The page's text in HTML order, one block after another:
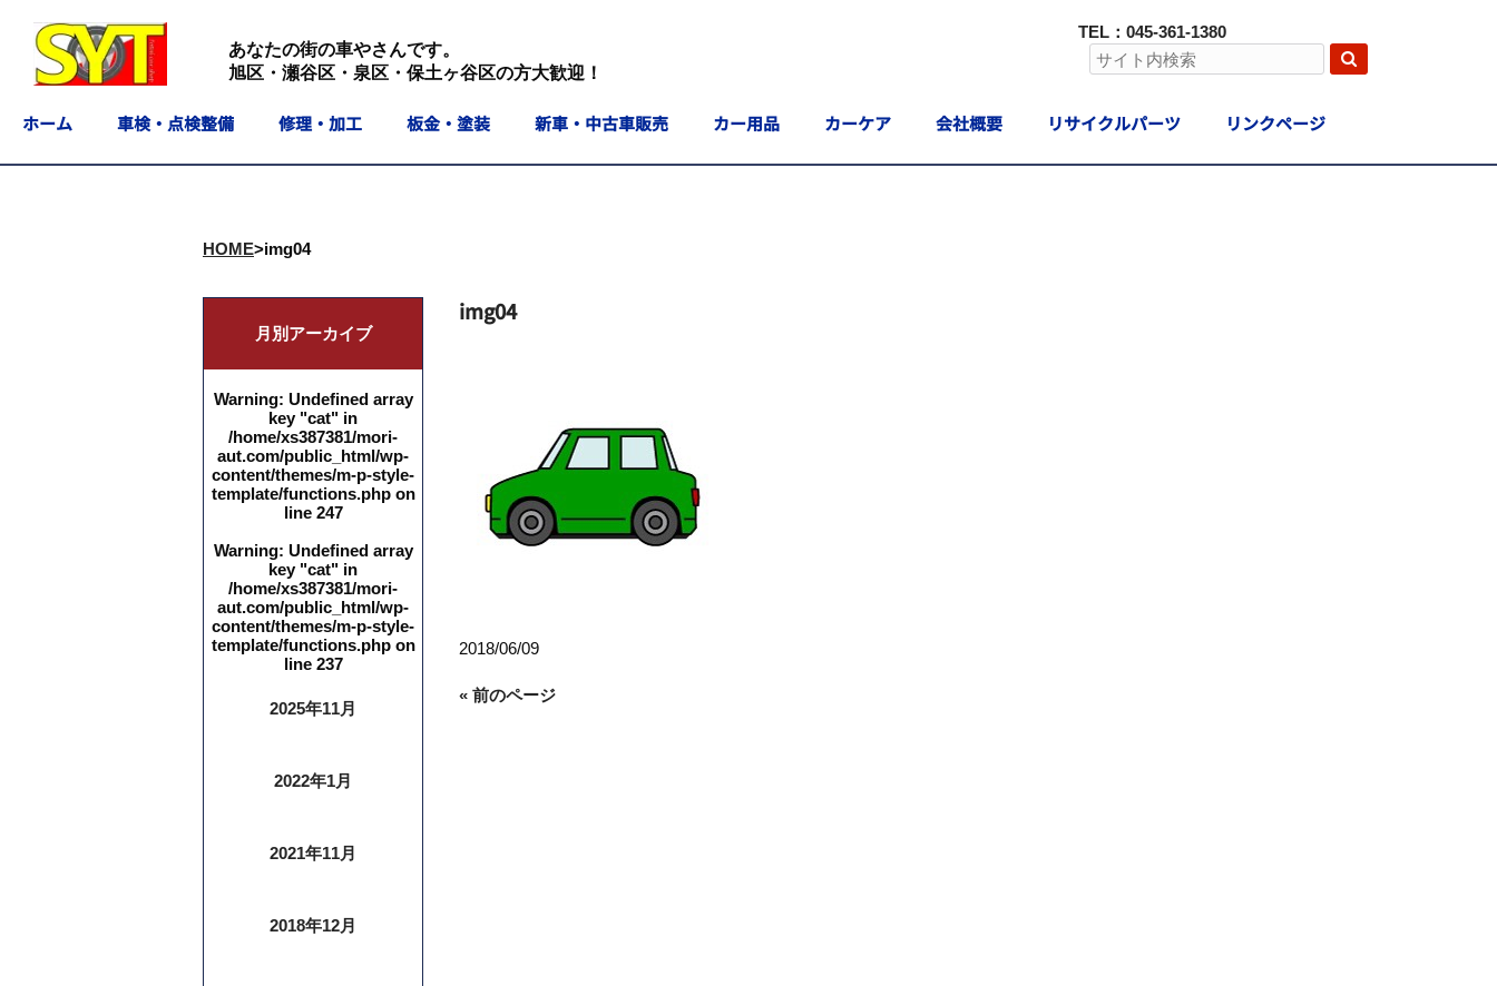
あなたの街の車やさんです。
旭区・瀬谷区・泉区・保土ヶ谷区の方大歓迎！
TEL：045-361-1380
ホーム 車検・点検整備 修理・加工 板金・塗装 新車・中古車販売 カー用品 カーケア 会社概要 リサイクルパーツ リンクページ
HOME>img04
img04
2018/06/09
« 前のページ
月別アーカイブ
Warning: Undefined array
key "cat" in
/home/xs387381/mori-
aut.com/public_html/wp-
content/themes/m-p-style-
template/functions.phpon
line 247
Warning: Undefined array
key "cat" in
/home/xs387381/mori-
aut.com/public_html/wp-
content/themes/m-p-style-
template/functions.phpon
line 237
2025年11月
2022年1月
2021年11月
2018年12月